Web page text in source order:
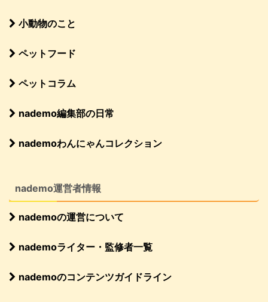
小動物のこと
ペットフード
ペットコラム
nademo編集部の日常
nademoわんにゃんコレクション
nademo運営者情報
nademoの運営について
nademoライター・監修者一覧
nademoのコンテンツガイドライン